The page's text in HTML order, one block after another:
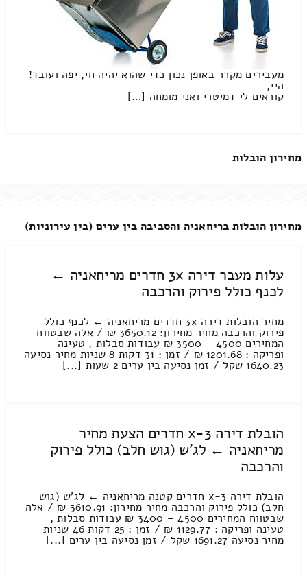
מעבירים מקרר באופן נכון כדי שהוא יהיה חי, יפה ועובד!
היי,
קוראים לי דמיטרי ואני מומחה […]
מחירון הובלות
מחירון הובלות בריחאניה והסביבה בין ערים (בין עירוניות)
עלות מעבר דירה 3x חדרים מריחאניה ←
לכנף כולל פירוק והרכבה
מחיר הובלות דירה 3x חדרים מריחאניה ← לכנף כולל
פירוק והרכבה מחיר מחירון: 3650.12 ₪ / אלה שבטווח
המחירים 4500 – 3500 ₪ עבודות סבלות , טעינה
ופריקה : 1201.68 ₪ / זמן : 31 דקות 8 שניות מחיר נסיעה
1640.23 שקל / זמן נסיעה בין ערים 2 שעות [...]
הובלת דירה 3-x חדרים הצעת מחיר
מריחאניה ← לג'ש (גוש חלב) כולל פירוק
והרכבה
הובלת דירה 3-x חדרים קטנה מריחאניה ← לג'ש (גוש
חלב) כולל פירוק והרכבה מחיר מחירון: 3610.91 ₪ / אלה
שבטווח המחירים 4500 – 3400 ₪ עבודות סבלות ,
טעינה ופריקה : 1129.77 ₪ / זמן : 25 דקות 46 שניות
מחיר נסיעה 1691.27 שקל / זמן נסיעה בין ערים [...]